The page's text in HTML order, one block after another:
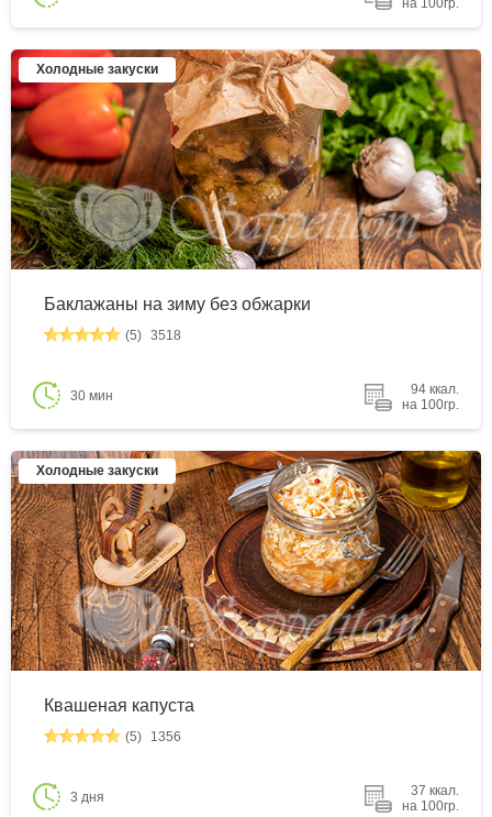
на 100гр.
Холодные закуски
Баклажаны на зиму без обжарки
(5) 3518
30 мин
94 ккал.
на 100гр.
Холодные закуски
Квашеная капуста
(5) 1356
3 дня
37 ккал.
на 100гр.